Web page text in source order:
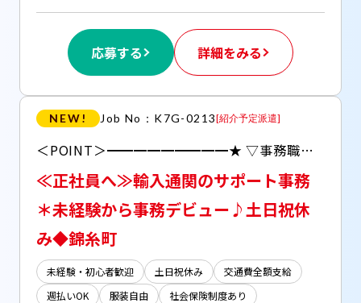
応募する 詳細をみる
NEW! Job No：K7G-0213[紹介予定派遣]
＜POINT＞━━━━━━━━━★ ▽事務職へキャリアチェンジしたい方、専門的知識をつけたい方必見！ ▽丁寧なOJTありなので未経験でも安心♪ ▽紹介予定派遣で正社員目指せる！ 【自宅で完結！WEB登録受付中】
≪正社員へ≫輸入通関のサポート事務
＊未経験から事務デビュー♪土日祝休
み◆錦糸町
未経験・初心者歓迎 土日祝休み
交通費全額支給
週払いOK
服装自由 社会保険制度あり